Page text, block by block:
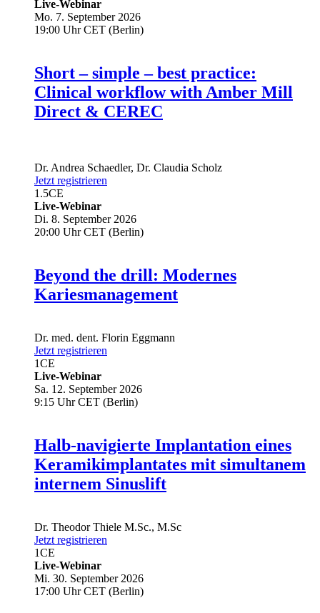
Live-Webinar
Mo. 7. September 2026
19:00 Uhr CET (Berlin)
Short – simple – best practice:
Clinical workflow with Amber Mill
Direct & CEREC
Dr. Andrea Schaedler, Dr. Claudia Scholz
Jetzt registrieren
1.5CE
Live-Webinar
Di. 8. September 2026
20:00 Uhr CET (Berlin)
Beyond the drill: Modernes
Kariesmanagement
Dr. med. dent. Florin Eggmann
Jetzt registrieren
1CE
Live-Webinar
Sa. 12. September 2026
9:15 Uhr CET (Berlin)
Halb-navigierte Implantation eines
Keramikimplantates mit simultanem
internem Sinuslift
Dr. Theodor Thiele M.Sc., M.Sc
Jetzt registrieren
1CE
Live-Webinar
Mi. 30. September 2026
17:00 Uhr CET (Berlin)